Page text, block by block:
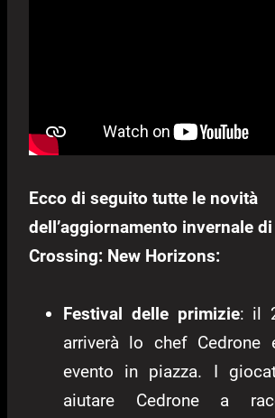
Ecco di seguito tutte le novità
dell’aggiornamento invernale
Crossing: New Horizons:
Festival delle primizie: il
arriverà lo chef
evento in piazza. I
aiutare Cedrone a